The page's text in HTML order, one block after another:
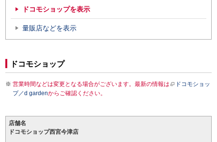
ドコモショップを表示
量販店などを表示
ドコモショップ
営業時間などは変更となる場合がございます。最新の情報は
ドコモショッ
プ／d gardenからご確認ください。
店舗名
ドコモショップ西宮今津店